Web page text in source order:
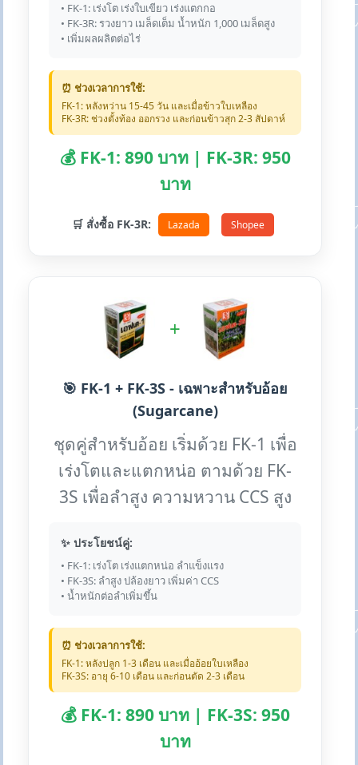
• FK-1: เร่งโต เร่งใบเขียว เร่งแตกกอ
• FK-3R: รวงยาว เมล็ดเต็ม น้ำหนัก 1,000 เมล็ดสูง
• เพิ่มผลผลิตต่อไร่
⏰ ช่วงเวลาการใช้:
FK-1: หลังหว่าน 15-45 วัน และเมื่อข้าวใบเหลือง
FK-3R: ช่วงตั้งท้อง ออกรวง และก่อนข้าวสุก 2-3 สัปดาห์
💰 FK-1: 890 บาท | FK-3R: 950
บาท
🛒 สั่งซื้อ FK-3R: Lazada Shopee
+
🎯 FK-1 + FK-3S - เฉพาะสำหรับอ้อย
(Sugarcane)
ชุดคู่สำหรับอ้อย เริ่มด้วย FK-1 เพื่อ
เร่งโตและแตกหน่อ ตามด้วย FK-
3S เพื่อลำสูง ความหวาน CCS สูง
✨ ประโยชน์คู่:
• FK-1: เร่งโต เร่งแตกหน่อ ลำแข็งแรง
• FK-3S: ลำสูง ปล้องยาว เพิ่มค่า CCS
• น้ำหนักต่อลำเพิ่มขึ้น
⏰ ช่วงเวลาการใช้:
FK-1: หลังปลูก 1-3 เดือน และเมื่ออ้อยใบเหลือง
FK-3S: อายุ 6-10 เดือน และก่อนตัด 2-3 เดือน
💰 FK-1: 890 บาท | FK-3S: 950
บาท